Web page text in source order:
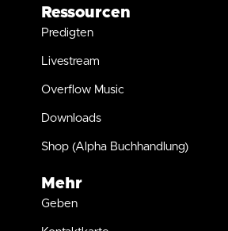
Ressourcen
Predigten
Livestream
Overflow Music
Downloads
Shop (Alpha Buchhandlung)
Mehr
Geben